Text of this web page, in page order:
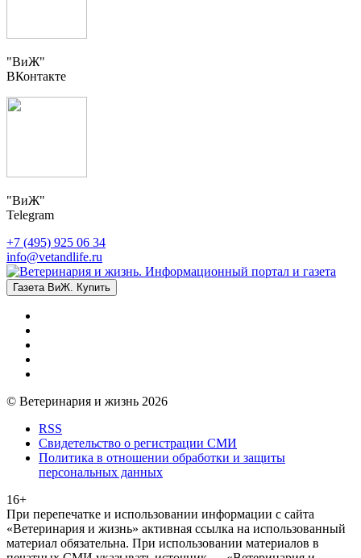
"ВиЖ"
ВКонтакте
"ВиЖ"
Telegram
+7 (495) 925 06 34
info@vetandlife.ru
Газета ВиЖ. Купить
© Ветеринария и жизнь 2026
RSS
Свидетельство о регистрации СМИ
Политика в отношении обработки и защиты
персональных данных
16+
При перепечатке и использовании информации с сайта
«Ветеринария и жизнь» активная ссылка на использованный
материал обязательна. При использовании материалов в